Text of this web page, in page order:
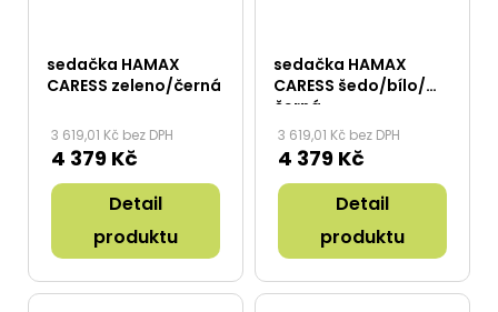
sedačka HAMAX
CARESS zeleno/černá
3 619,01 Kč bez DPH
4 379 Kč
Detail
produktu
sedačka HAMAX
CARESS šedo/bílo/
černá
3 619,01 Kč bez DPH
4 379 Kč
Detail
produktu